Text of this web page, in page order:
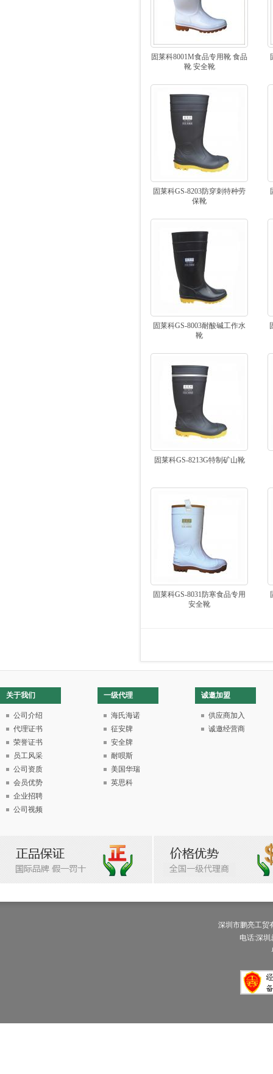
固莱科8001M食品专用靴 食品
靴 安全靴
固莱科GS-8203防穿刺特种劳
保靴
固莱科GS-8003耐酸碱工作水
靴
固莱科GS-8213G特制矿山靴
固莱科GS-8031防寒食品专用
安全靴
关于我们
公司介绍
代理证书
荣誉证书
员工风采
公司资质
会员优势
企业招聘
公司视频
一级代理
海氏海诺
征安牌
安全牌
耐呗斯
美国华瑞
英思科
诚邀加盟
供应商加入
诚邀经营商
深圳市鹏亮工
电话:深